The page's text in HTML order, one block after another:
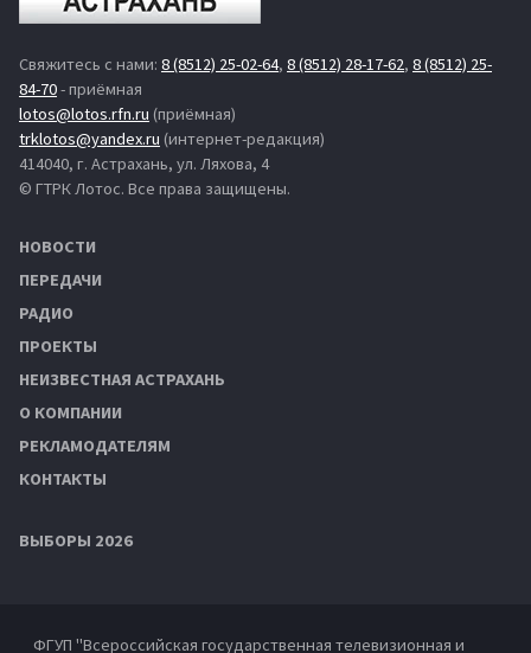
Свяжитесь с нами: 8 (8512) 25-02-64, 8 (8512) 28-17-62, 8 (8512) 25-
84-70- приёмная
lotos@lotos.rfn.ru (приёмная)
trklotos@yandex.ru (интернет-редакция)
414040, г. Астрахань, ул. Ляхова, 4
© ГТРК Лотос. Все права защищены.
НОВОСТИ
ПЕРЕДАЧИ
РАДИО
ПРОЕКТЫ
НЕИЗВЕСТНАЯ АСТРАХАНЬ
О КОМПАНИИ
РЕКЛАМОДАТЕЛЯМ
КОНТАКТЫ
ВЫБОРЫ 2026
ФГУП "Всероссийская государственная телевизионная и